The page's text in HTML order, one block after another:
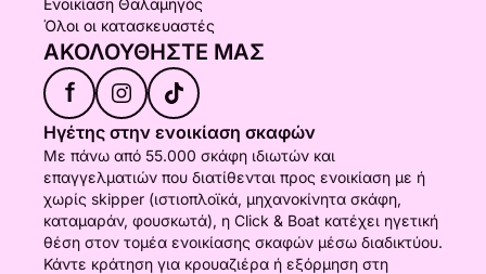
Ενοικίαση Θαλαμηγός
Όλοι οι κατασκευαστές
ΑΚΟΛΟΥΘΉΣΤΕ ΜΑΣ
f
Ηγέτης στην ενοικίαση σκαφών
Με πάνω από 55.000 σκάφη ιδιωτών και
επαγγελματιών που διατίθενται προς ενοικίαση με ή
χωρίς skipper (ιστιοπλοϊκά, μηχανοκίνητα σκάφη,
καταμαράν, φουσκωτά), η Click & Boat κατέχει ηγετική
θέση στον τομέα ενοικίασης σκαφών μέσω διαδικτύου.
Κάντε κράτηση για κρουαζιέρα ή εξόρμηση στη